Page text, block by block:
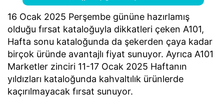
16 Ocak 2025 Perşembe gününe hazırlamış
olduğu fırsat kataloğuyla dikkatleri çeken A101,
Hafta sonu kataloğunda da şekerden çaya kadar
birçok üründe avantajlı fiyat sunuyor. Ayrıca A101
Marketler zinciri 11-17 Ocak 2025 Haftanın
yıldızları kataloğunda kahvaltılık ürünlerde
kaçırılmayacak fırsat sunuyor.